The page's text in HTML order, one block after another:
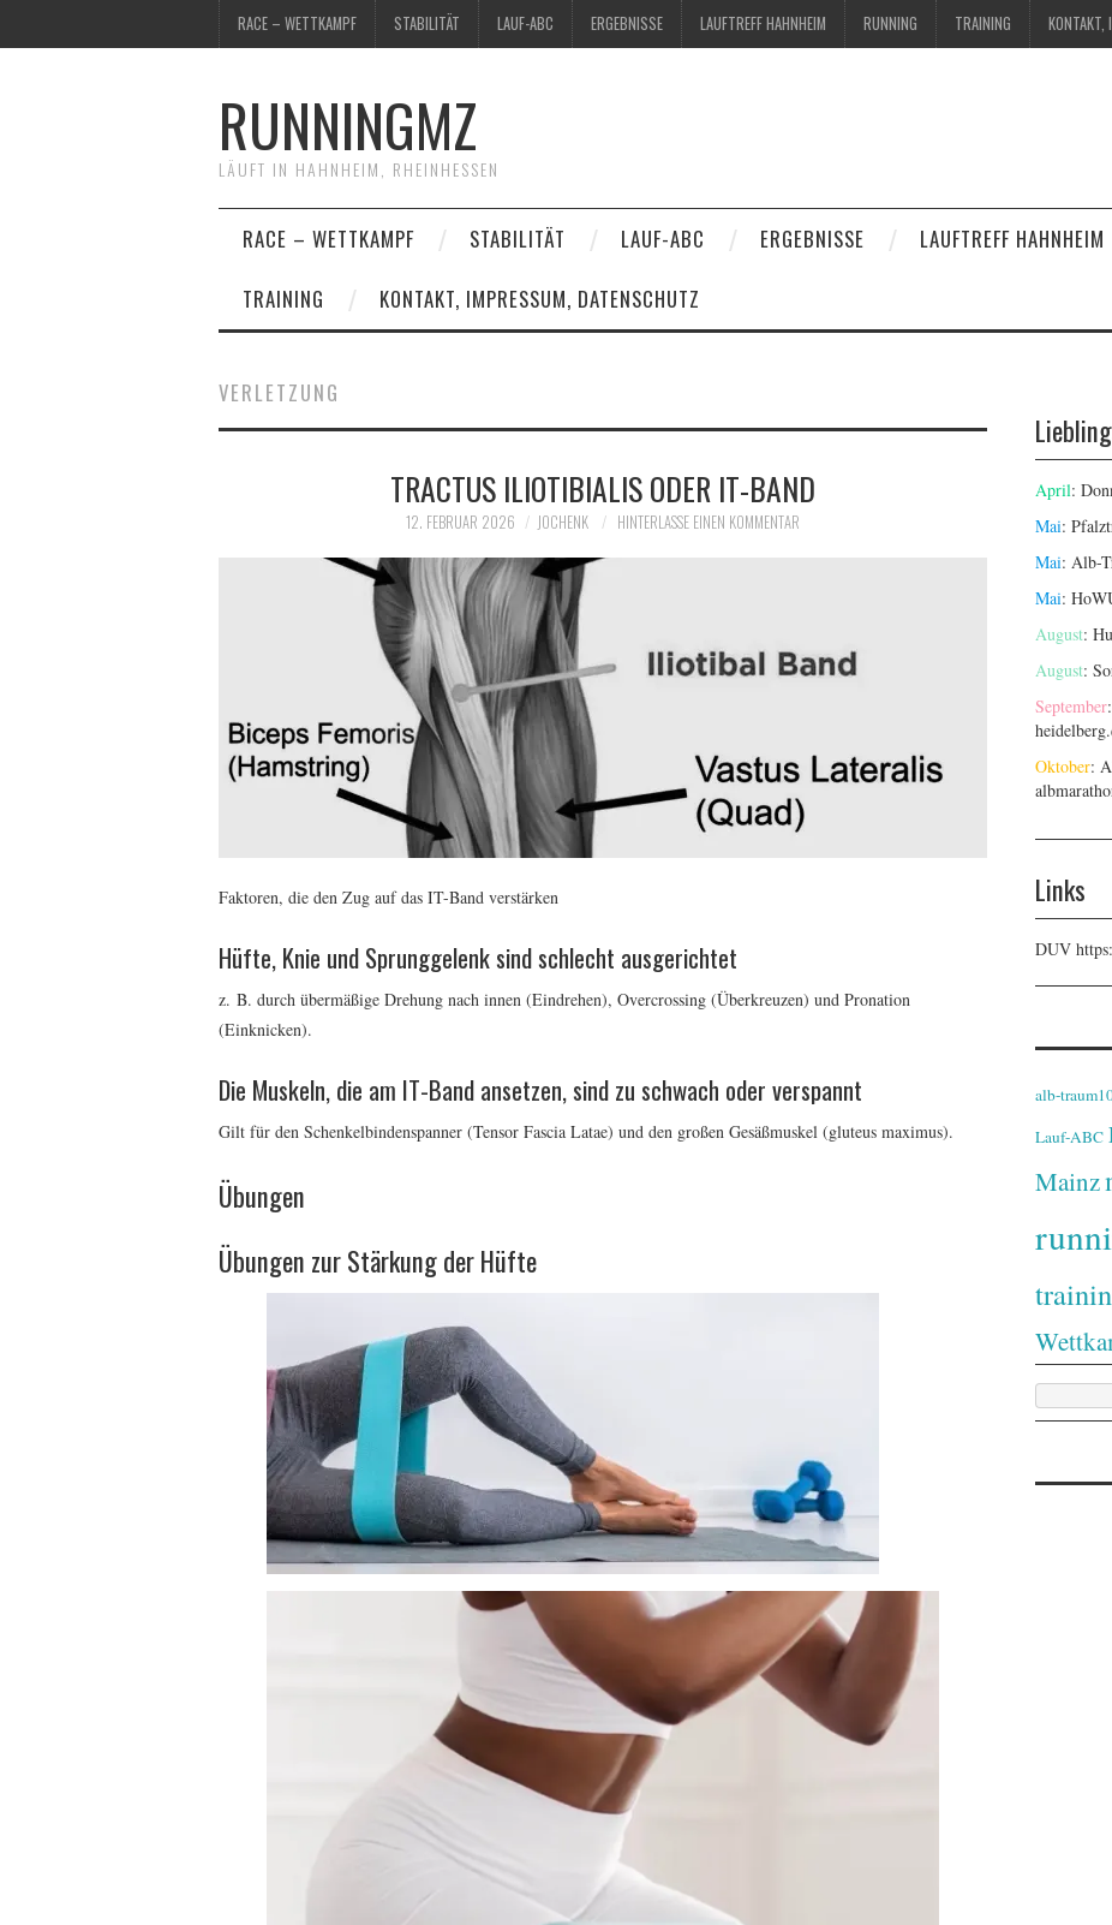
RACE – WETTKAMPF STABILITÄT LAUF-ABC ERGEBNISSE LAUFTREFF HAHNHEIM RUNNING TRAINING KONTAKT,
RUNNINGMZ
LÄUFT IN HAHNHEIM, RHEINHESSEN
RACE – WETTKAMPF STABILITÄT LAUF-ABC ERGEBNISSE LAUFTREFF HAHNHEIM
TRAINING
KONTAKT, IMPRESSUM, DATENSCHUTZ
VERLETZUNG
TRACTUS ILIOTIBIALIS ODER IT-BAND
12. FEBRUAR 2026 JOCHENK HINTERLASSE EINEN KOMMENTAR
Faktoren, die den Zug auf das IT-Band verstärken
Hüfte, Knie und Sprunggelenk sind schlecht ausgerichtet
z. B. durch übermäßige Drehung nach innen (Eindrehen), Overcrossing (Überkreuzen) und Pronation
(Einknicken).
Die Muskeln, die am IT-Band ansetzen, sind zu schwach oder verspannt
Gilt für den Schenkelbindenspanner (Tensor Fascia Latae) und den großen Gesäßmuskel (gluteus maximus).
Übungen
Übungen zur Stärkung der Hüfte
April:
Mai:
Mai: Alb-
Mai:
August:
August:
September
Oktober:
Links
DUV
alb-
Lauf-ABC
Mainz